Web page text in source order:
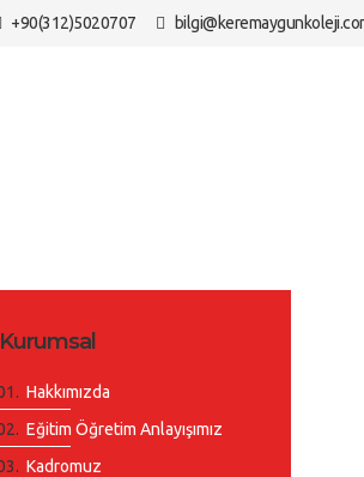
+90(312)5020707
Kurumsal
Hakkımızda
Eğitim Öğretim Anlayışımız
Kadromuz